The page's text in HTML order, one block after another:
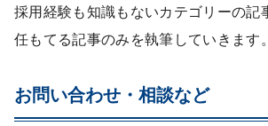
採用経験も知識もないカテゴリーの記
任もてる記事のみを執筆していきます。
お問い合わせ・相談など